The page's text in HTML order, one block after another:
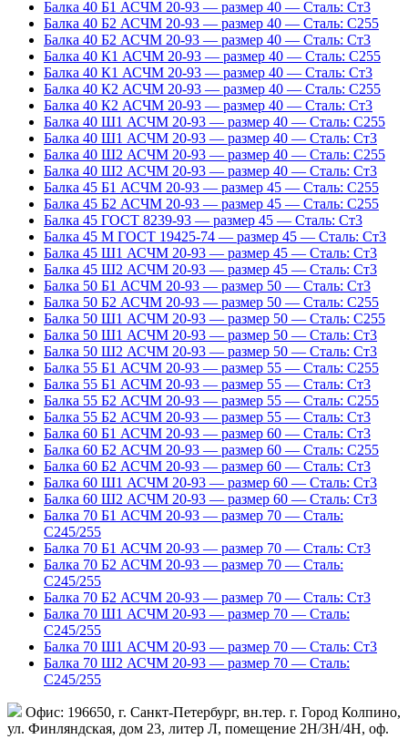
Балка 40 Б1 АСЧМ 20-93 — размер 40 — Сталь: Ст3
Балка 40 Б2 АСЧМ 20-93 — размер 40 — Сталь: С255
Балка 40 Б2 АСЧМ 20-93 — размер 40 — Сталь: Ст3
Балка 40 К1 АСЧМ 20-93 — размер 40 — Сталь: С255
Балка 40 К1 АСЧМ 20-93 — размер 40 — Сталь: Ст3
Балка 40 К2 АСЧМ 20-93 — размер 40 — Сталь: С255
Балка 40 К2 АСЧМ 20-93 — размер 40 — Сталь: Ст3
Балка 40 Ш1 АСЧМ 20-93 — размер 40 — Сталь: С255
Балка 40 Ш1 АСЧМ 20-93 — размер 40 — Сталь: Ст3
Балка 40 Ш2 АСЧМ 20-93 — размер 40 — Сталь: С255
Балка 40 Ш2 АСЧМ 20-93 — размер 40 — Сталь: Ст3
Балка 45 Б1 АСЧМ 20-93 — размер 45 — Сталь: С255
Балка 45 Б2 АСЧМ 20-93 — размер 45 — Сталь: С255
Балка 45 ГОСТ 8239-93 — размер 45 — Сталь: Ст3
Балка 45 М ГОСТ 19425-74 — размер 45 — Сталь: Ст3
Балка 45 Ш1 АСЧМ 20-93 — размер 45 — Сталь: Ст3
Балка 45 Ш2 АСЧМ 20-93 — размер 45 — Сталь: Ст3
Балка 50 Б1 АСЧМ 20-93 — размер 50 — Сталь: Ст3
Балка 50 Б2 АСЧМ 20-93 — размер 50 — Сталь: С255
Балка 50 Ш1 АСЧМ 20-93 — размер 50 — Сталь: С255
Балка 50 Ш1 АСЧМ 20-93 — размер 50 — Сталь: Ст3
Балка 50 Ш2 АСЧМ 20-93 — размер 50 — Сталь: Ст3
Балка 55 Б1 АСЧМ 20-93 — размер 55 — Сталь: С255
Балка 55 Б1 АСЧМ 20-93 — размер 55 — Сталь: Ст3
Балка 55 Б2 АСЧМ 20-93 — размер 55 — Сталь: С255
Балка 55 Б2 АСЧМ 20-93 — размер 55 — Сталь: Ст3
Балка 60 Б1 АСЧМ 20-93 — размер 60 — Сталь: Ст3
Балка 60 Б2 АСЧМ 20-93 — размер 60 — Сталь: С255
Балка 60 Б2 АСЧМ 20-93 — размер 60 — Сталь: Ст3
Балка 60 Ш1 АСЧМ 20-93 — размер 60 — Сталь: Ст3
Балка 60 Ш2 АСЧМ 20-93 — размер 60 — Сталь: Ст3
Балка 70 Б1 АСЧМ 20-93 — размер 70 — Сталь:
С245/255
Балка 70 Б1 АСЧМ 20-93 — размер 70 — Сталь: Ст3
Балка 70 Б2 АСЧМ 20-93 — размер 70 — Сталь:
С245/255
Балка 70 Б2 АСЧМ 20-93 — размер 70 — Сталь: Ст3
Балка 70 Ш1 АСЧМ 20-93 — размер 70 — Сталь:
С245/255
Балка 70 Ш1 АСЧМ 20-93 — размер 70 — Сталь: Ст3
Балка 70 Ш2 АСЧМ 20-93 — размер 70 — Сталь:
С245/255
Офис: 196650, г. Санкт-Петербург, вн.тер. г. Город Колпино,
ул. Финляндская, дом 23, литер Л, помещение 2Н/3Н/4Н, оф.